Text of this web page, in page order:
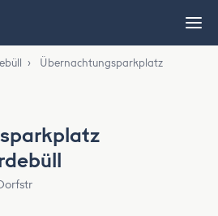
›
Übernachtungsparkplatz